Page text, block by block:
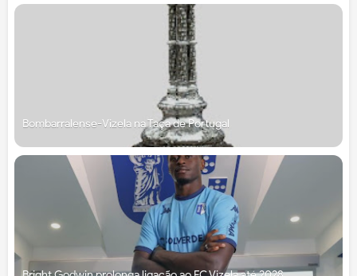
Bombarralense-Vizela na Taça de Portugal